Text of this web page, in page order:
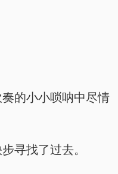
的小小唢呐中尽情
寻找了过去。